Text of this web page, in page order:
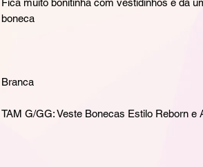
Fica muito bonitinha com vestidinhos e dá
boneca
Branca
TAM G/GG: Veste Bonecas Estilo Reborn e